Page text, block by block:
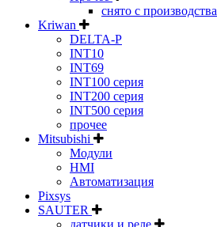
снято с производства
Kriwan
DELTA-P
INT10
INT69
INT100 серия
INT200 серия
INT500 серия
прочее
Mitsubishi
Модули
HMI
Автоматизация
Pixsys
SAUTER
датчики и реле